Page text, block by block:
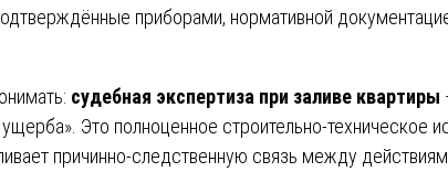
приборами, нормативной
судебная экспертиза при заливе квартиры
Это полноценное строительно-техническое
причинно-следственную связь между